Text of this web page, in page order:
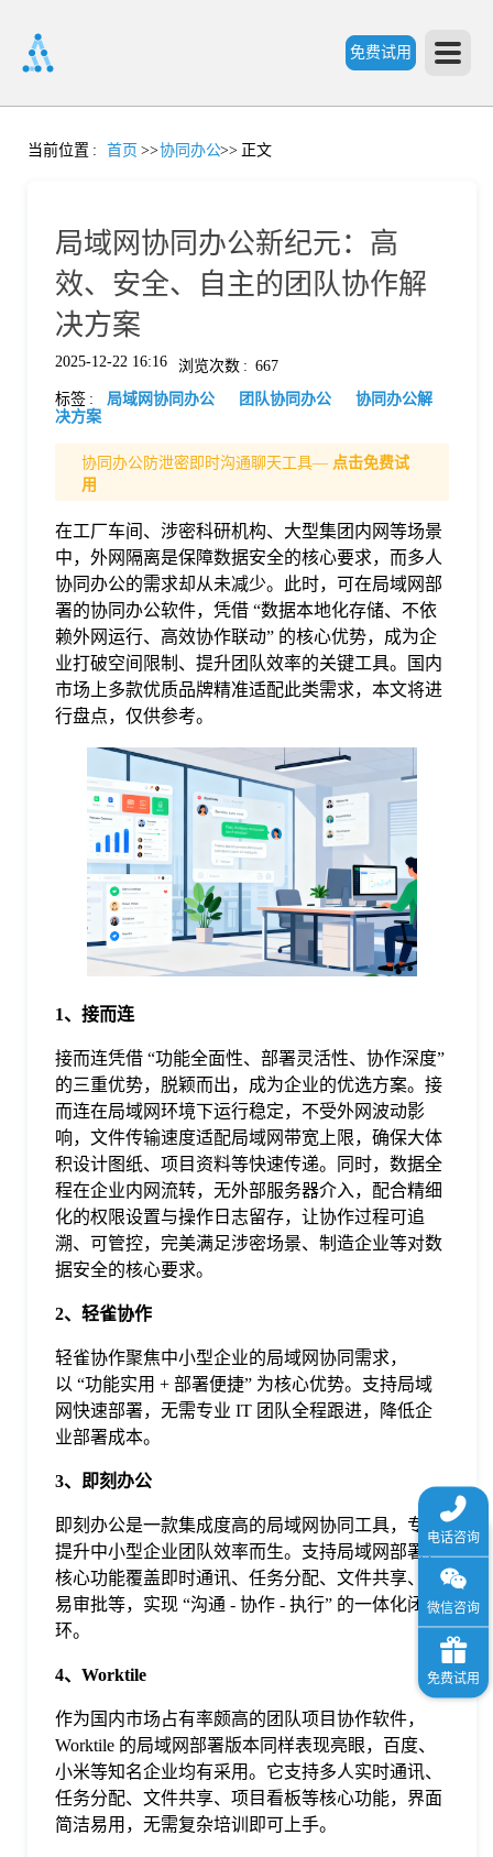
免费试用
首
价
格
常
当前位置 : 首页 >>协同办公>> 正文
局域网协同办公新纪元：高
效、安全、自主的团队协作解
决方案
2025-12-22 16:16 浏览次数 : 667
标签 : 局域网协同办公 团队协同办公
协同办公解
决方案
协同办公防泄密即时沟通聊天工具— 点击免费试
用
在工厂车间、涉密科研机构、大型集团内网等场景
中，外网隔离是保障数据安全的核心要求，而多人
协同办公的需求却从未减少。此时，可在局域网部
署的协同办公软件，凭借 “数据本地化存储、不依
赖外网运行、高效协作联动” 的核心优势，成为企
业打破空间限制、提升团队效率的关键工具。国内
市场上多款优质品牌精准适配此类需求，本文将进
行盘点，仅供参考。
1、接而连
接而连凭借 “功能全面性、部署灵活性、协作深度”
的三重优势，脱颖而出，成为企业的优选方案。接
而连在局域网环境下运行稳定，不受外网波动影
响，文件传输速度适配局域网带宽上限，确保大体
积设计图纸、项目资料等快速传递。同时，数据全
程在企业内网流转，无外部服务器介入，配合精细
化的权限设置与操作日志留存，让协作过程可追
溯、可管控，完美满足涉密场景、制造企业等对数
据安全的核心要求。
2、轻雀协作
轻雀协作聚焦中小型企业的局域网协同需求，
以 “功能实用 + 部署便捷” 为核心优势。支持局域
网快速部署，无需专业 IT 团队全程跟进，降低企
业部署成本。
3、即刻办公
即刻办公是一款集成度高的局域网协同工具，专为
提升中小型企业团队效率而生。支持局域网部署，
核心功能覆盖即时通讯、任务分配、文件共享、简
易审批等，实现 “沟通 - 协作 - 执行” 的一体化闭
环。
4、Worktile
作为国内市场占有率颇高的团队项目协作软件，
Worktile 的局域网部署版本同样表现亮眼，百度、
小米等知名企业均有采用。它支持多人实时通讯、
任务分配、文件共享、项目看板等核心功能，界面
简洁易用，无需复杂培训即可上手。